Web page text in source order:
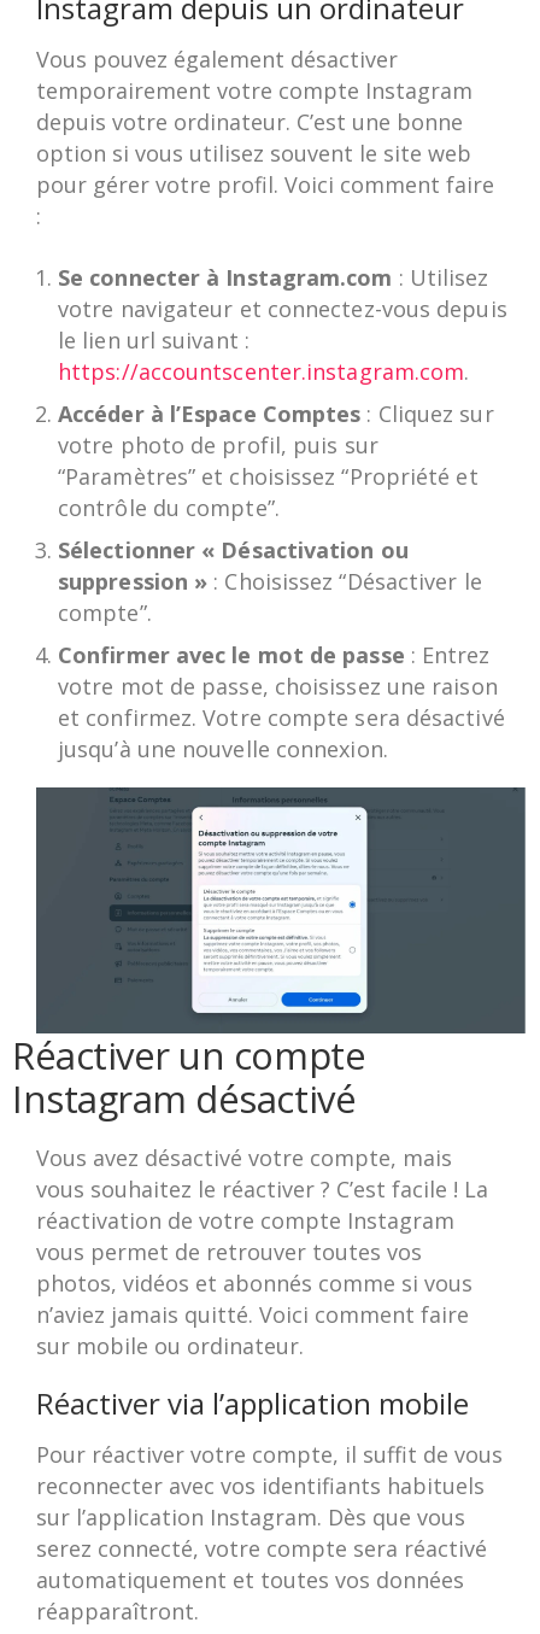
Instagram depuis un ordinateur
Vous pouvez également désactiver
temporairement votre compte Instagram
depuis votre ordinateur. C’est une bonne
option si vous utilisez souvent le site web
pour gérer votre profil. Voici comment faire
:
Se connecter à Instagram.com : Utilisez
votre navigateur et connectez-vous depuis
le lien url suivant :
https://accountscenter.instagram.com.
Accéder à l’Espace Comptes : Cliquez sur
votre photo de profil, puis sur
“Paramètres” et choisissez “Propriété et
contrôle du compte”.
Sélectionner « Désactivation ou
suppression » : Choisissez “Désactiver le
compte”.
Confirmer avec le mot de passe : Entrez
votre mot de passe, choisissez une raison
et confirmez. Votre compte sera désactivé
jusqu’à une nouvelle connexion.
Réactiver un compte
Instagram désactivé
Vous avez désactivé votre compte, mais
vous souhaitez le réactiver ? C’est facile ! La
réactivation de votre compte Instagram
vous permet de retrouver toutes vos
photos, vidéos et abonnés comme si vous
n’aviez jamais quitté. Voici comment faire
sur mobile ou ordinateur.
Réactiver via l’application mobile
Pour réactiver votre compte, il suffit de vous
reconnecter avec vos identifiants habituels
sur l’application Instagram. Dès que vous
serez connecté, votre compte sera réactivé
automatiquement et toutes vos données
réapparaîtront.